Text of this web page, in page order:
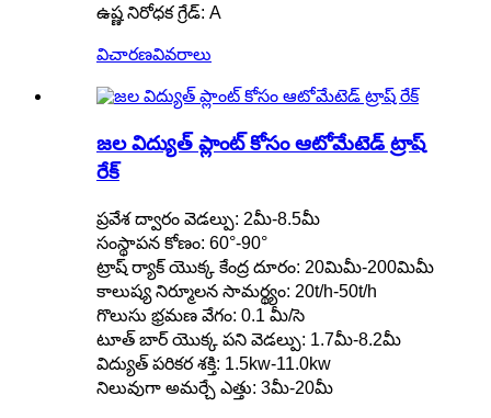
ఉష్ణ నిరోధక గ్రేడ్: A
విచారణవివరాలు
జల విద్యుత్ ప్లాంట్ కోసం ఆటోమేటెడ్ ట్రాష్
రేక్
ప్రవేశ ద్వారం వెడల్పు: 2మీ-8.5మీ
సంస్థాపన కోణం: 60°-90°
ట్రాష్ ర్యాక్ యొక్క కేంద్ర దూరం: 20మిమీ-200మిమీ
కాలుష్య నిర్మూలన సామర్థ్యం: 20t/h-50t/h
గొలుసు భ్రమణ వేగం: 0.1 మీ/సె
టూత్ బార్ యొక్క పని వెడల్పు: 1.7మీ-8.2మీ
విద్యుత్ పరికర శక్తి: 1.5kw-11.0kw
నిలువుగా అమర్చే ఎత్తు: 3మీ-20మీ